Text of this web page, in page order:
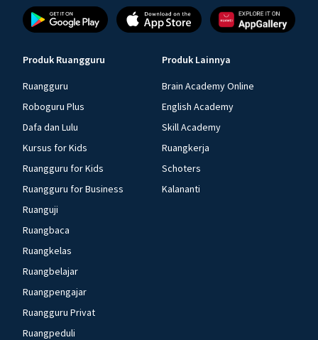
Produk Ruangguru
Ruangguru
Roboguru Plus
Dafa dan Lulu
Kursus for Kids
Ruangguru for Kids
Ruangguru for Business
Ruanguji
Ruangbaca
Ruangkelas
Ruangbelajar
Ruangpengajar
Ruangguru Privat
Ruangpeduli
Produk Lainnya
Brain Academy Online
English Academy
Skill Academy
Ruangkerja
Schoters
Kalananti